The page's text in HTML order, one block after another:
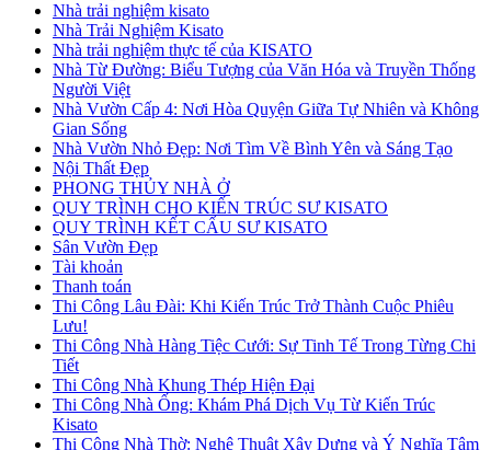
Nhà trải nghiệm kisato
Nhà Trải Nghiệm Kisato
Nhà trải nghiệm thực tế của KISATO
Nhà Từ Đường: Biểu Tượng của Văn Hóa và Truyền Thống
Người Việt
Nhà Vườn Cấp 4: Nơi Hòa Quyện Giữa Tự Nhiên và Không
Gian Sống
Nhà Vườn Nhỏ Đẹp: Nơi Tìm Về Bình Yên và Sáng Tạo
Nội Thất Đẹp
PHONG THỦY NHÀ Ở
QUY TRÌNH CHO KIẾN TRÚC SƯ KISATO
QUY TRÌNH KẾT CẤU SƯ KISATO
Sân Vườn Đẹp
Tài khoản
Thanh toán
Thi Công Lâu Đài: Khi Kiến Trúc Trở Thành Cuộc Phiêu
Lưu!
Thi Công Nhà Hàng Tiệc Cưới: Sự Tinh Tế Trong Từng Chi
Tiết
Thi Công Nhà Khung Thép Hiện Đại
Thi Công Nhà Ống: Khám Phá Dịch Vụ Từ Kiến Trúc
Kisato
Thi Công Nhà Thờ: Nghệ Thuật Xây Dựng và Ý Nghĩa Tâm